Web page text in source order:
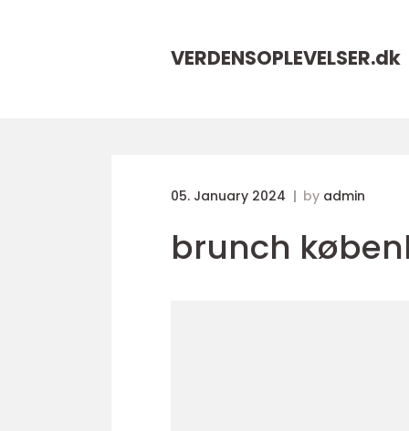
VERDENSOPLEVELSER.dk
05. January 2024 by admin
brunch